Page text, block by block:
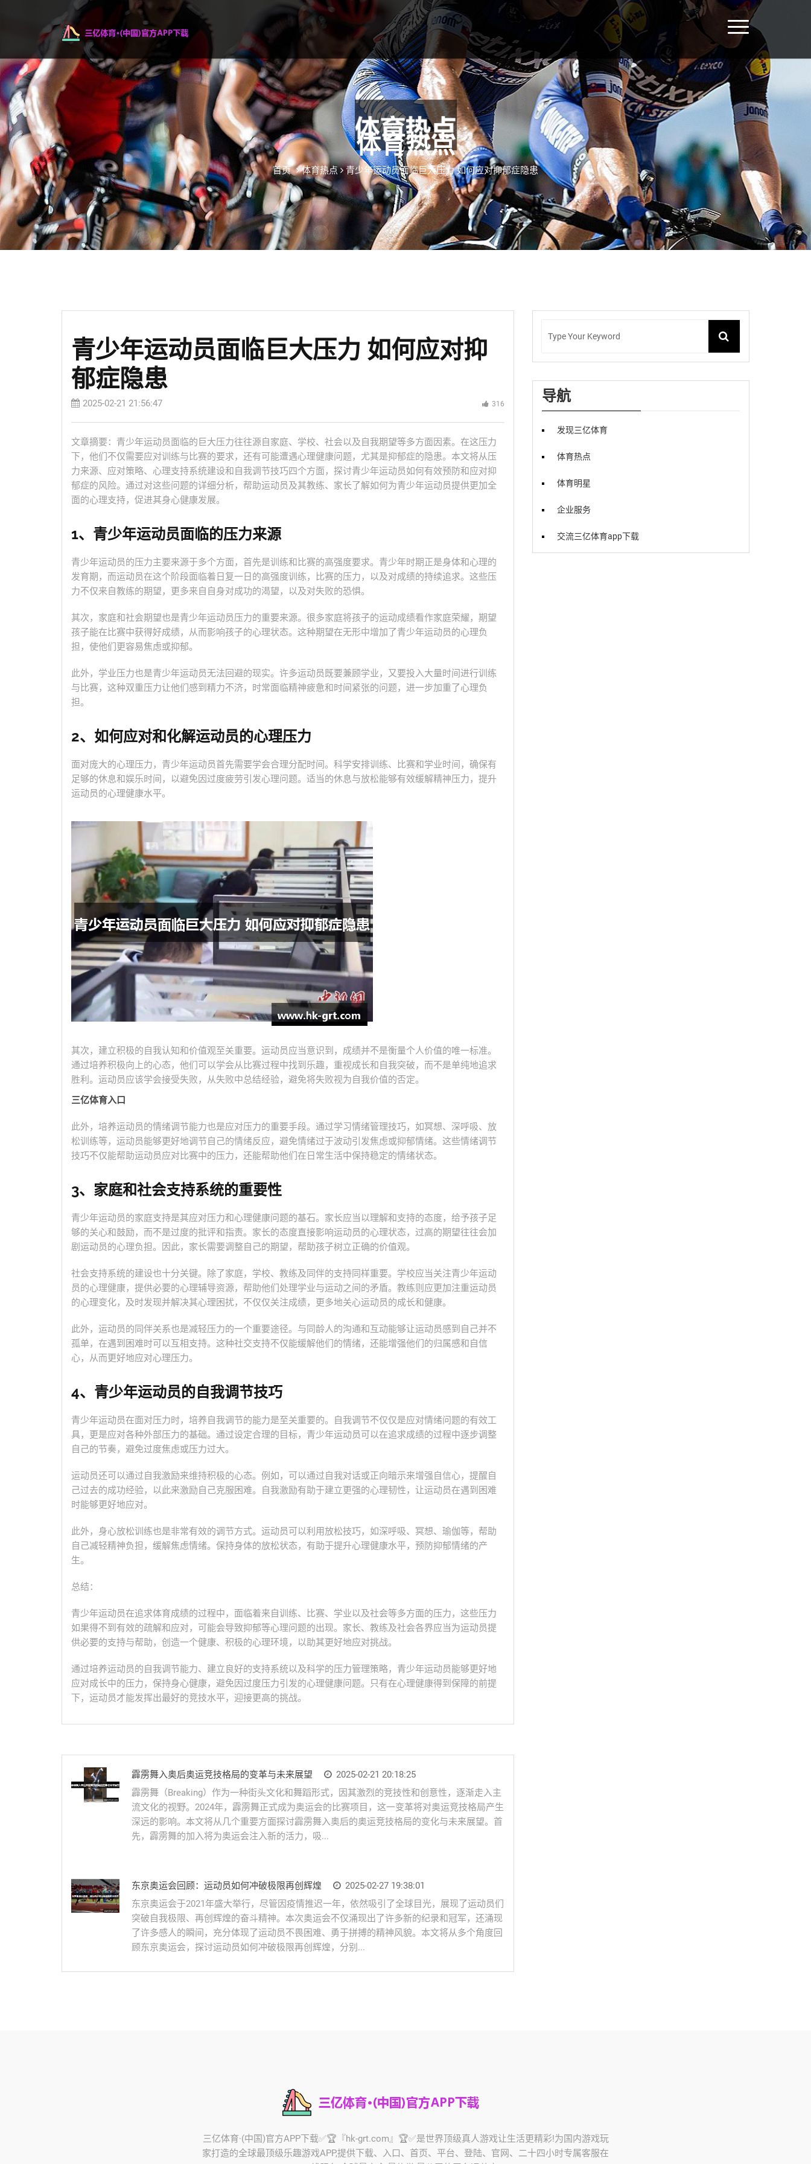
体育热点
首页 体育热点 青少年运动员面临巨大压力 如何应对抑郁症隐患
青少年运动员面临巨大压力 如何应对抑
郁症隐患
2025-02-21 21:56:47 316
文章摘要：青少年运动员面临的巨大压力往往源自家庭、学校、社会以及自我期望等多方面因素。在这压力
下，他们不仅需要应对训练与比赛的要求，还有可能遭遇心理健康问题，尤其是抑郁症的隐患。本文将从压
力来源、应对策略、心理支持系统建设和自我调节技巧四个方面，探讨青少年运动员如何有效预防和应对抑
郁症的风险。通过对这些问题的详细分析，帮助运动员及其教练、家长了解如何为青少年运动员提供更加全
面的心理支持，促进其身心健康发展。
1、青少年运动员面临的压力来源
青少年运动员的压力主要来源于多个方面，首先是训练和比赛的高强度要求。青少年时期正是身体和心理的
发育期，而运动员在这个阶段面临着日复一日的高强度训练，比赛的压力，以及对成绩的持续追求。这些压
力不仅来自教练的期望，更多来自自身对成功的渴望，以及对失败的恐惧。
其次，家庭和社会期望也是青少年运动员压力的重要来源。很多家庭将孩子的运动成绩看作家庭荣耀，期望
孩子能在比赛中获得好成绩，从而影响孩子的心理状态。这种期望在无形中增加了青少年运动员的心理负
担，使他们更容易焦虑或抑郁。
此外，学业压力也是青少年运动员无法回避的现实。许多运动员既要兼顾学业，又要投入大量时间进行训练
与比赛，这种双重压力让他们感到精力不济，时常面临精神疲惫和时间紧张的问题，进一步加重了心理负
担。
2、如何应对和化解运动员的心理压力
面对庞大的心理压力，青少年运动员首先需要学会合理分配时间。科学安排训练、比赛和学业时间，确保有
足够的休息和娱乐时间，以避免因过度疲劳引发心理问题。适当的休息与放松能够有效缓解精神压力，提升
运动员的心理健康水平。
其次，建立积极的自我认知和价值观至关重要。运动员应当意识到，成绩并不是衡量个人价值的唯一标准。
通过培养积极向上的心态，他们可以学会从比赛过程中找到乐趣，重视成长和自我突破，而不是单纯地追求
胜利。运动员应该学会接受失败，从失败中总结经验，避免将失败视为自我价值的否定。
三亿体育入口
此外，培养运动员的情绪调节能力也是应对压力的重要手段。通过学习情绪管理技巧，如冥想、深呼吸、放
松训练等，运动员能够更好地调节自己的情绪反应，避免情绪过于波动引发焦虑或抑郁情绪。这些情绪调节
技巧不仅能帮助运动员应对比赛中的压力，还能帮助他们在日常生活中保持稳定的情绪状态。
3、家庭和社会支持系统的重要性
青少年运动员的家庭支持是其应对压力和心理健康问题的基石。家长应当以理解和支持的态度，给予孩子足
够的关心和鼓励，而不是过度的批评和指责。家长的态度直接影响运动员的心理状态，过高的期望往往会加
剧运动员的心理负担。因此，家长需要调整自己的期望，帮助孩子树立正确的价值观。
社会支持系统的建设也十分关键。除了家庭，学校、教练及同伴的支持同样重要。学校应当关注青少年运动
员的心理健康，提供必要的心理辅导资源，帮助他们处理学业与运动之间的矛盾。教练则应更加注重运动员
的心理变化，及时发现并解决其心理困扰，不仅仅关注成绩，更多地关心运动员的成长和健康。
此外，运动员的同伴关系也是减轻压力的一个重要途径。与同龄人的沟通和互动能够让运动员感到自己并不
孤单，在遇到困难时可以互相支持。这种社交支持不仅能缓解他们的情绪，还能增强他们的归属感和自信
心，从而更好地应对心理压力。
4、青少年运动员的自我调节技巧
青少年运动员在面对压力时，培养自我调节的能力是至关重要的。自我调节不仅仅是应对情绪问题的有效工
具，更是应对各种外部压力的基础。通过设定合理的目标，青少年运动员可以在追求成绩的过程中逐步调整
自己的节奏，避免过度焦虑或压力过大。
运动员还可以通过自我激励来维持积极的心态。例如，可以通过自我对话或正向暗示来增强自信心，提醒自
己过去的成功经验，以此来激励自己克服困难。自我激励有助于建立更强的心理韧性，让运动员在遇到困难
时能够更好地应对。
此外，身心放松训练也是非常有效的调节方式。运动员可以利用放松技巧，如深呼吸、冥想、瑜伽等，帮助
自己减轻精神负担，缓解焦虑情绪。保持身体的放松状态，有助于提升心理健康水平，预防抑郁情绪的产
生。
总结：
青少年运动员在追求体育成绩的过程中，面临着来自训练、比赛、学业以及社会等多方面的压力，这些压力
如果得不到有效的疏解和应对，可能会导致抑郁等心理问题的出现。家长、教练及社会各界应当为运动员提
供必要的支持与帮助，创造一个健康、积极的心理环境，以助其更好地应对挑战。
通过培养运动员的自我调节能力、建立良好的支持系统以及科学的压力管理策略，青少年运动员能够更好地
应对成长中的压力，保持身心健康，避免因过度压力引发的心理健康问题。只有在心理健康得到保障的前提
下，运动员才能发挥出最好的竞技水平，迎接更高的挑战。
霹雳舞入奥后奥运竞技格局的变革与未来展望
2025-02-21 20:18:25
霹雳舞（Breaking）作为一种街头文化和舞蹈形式，因其激烈的竞技性和创意性，逐渐走入主
流文化的视野。2024年，霹雳舞正式成为奥运会的比赛项目，这一变革将对奥运竞技格局产生
深远的影响。本文将从几个重要方面探讨霹雳舞入奥后的奥运竞技格局的变化与未来展望。首
先，霹雳舞的加入将为奥运会注入新的活力，吸...
东京奥运会回顾：运动员如何冲破极限再创辉煌
2025-02-27 19:38:01
东京奥运会于2021年盛大举行，尽管因疫情推迟一年，依然吸引了全球目光，展现了运动员们
突破自我极限、再创辉煌的奋斗精神。本次奥运会不仅涌现出了许多新的纪录和冠军，还涌现
了许多感人的瞬间，充分体现了运动员不畏困难、勇于拼搏的精神风貌。本文将从多个角度回
顾东京奥运会，探讨运动员如何冲破极限再创辉煌，分别...
导航
发现三亿体育
体育热点
体育明星
企业服务
交流三亿体育app下载
三亿体育·(中国)官方APP下载✅🏆『hk-grt.com』🏆✅是世界顶级真人游戏让生活更精彩!为国内游戏玩
家打造的全球最顶级乐趣游戏APP,提供下载、入口、首页、平台、登陆、官网、二十四小时专属客服在